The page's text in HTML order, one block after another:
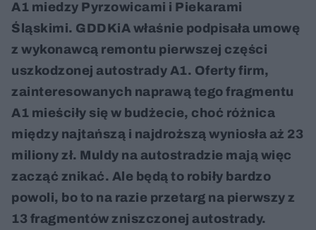
A1 miedzy Pyrzowicami i Piekarami
Śląskimi. GDDKiA właśnie podpisała umowę
z wykonawcą remontu pierwszej części
uszkodzonej autostrady A1. Oferty firm,
zainteresowanych naprawą tego fragmentu
A1 mieściły się w budżecie, choć różnica
między najtańszą i najdroższą wyniosła aż 23
miliony zł. Muldy na autostradzie mają więc
zacząć znikać. Ale będą to robiły bardzo
powoli, bo to na razie przetarg na pierwszy z
13 fragmentów zniszczonej autostrady.